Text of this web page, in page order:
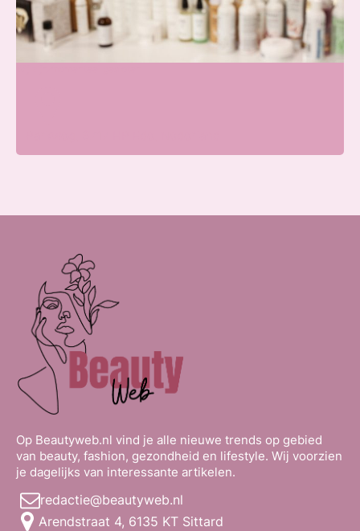
Blissfullcare
Op Beautyweb.nl vind je alle nieuwe trends op gebied
van beauty, fashion, gezondheid en lifestyle. Wij voorzien
je dagelijks van interessante artikelen.
redactie@beautyweb.nl
Arendstraat 4, 6135 KT Sittard